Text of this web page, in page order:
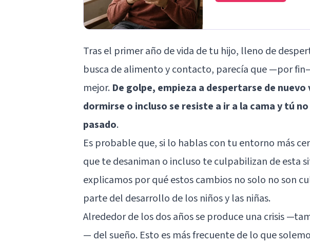
Tras el primer año de vida de tu hijo, lleno de
busca de alimento y contacto, parecía que —por
mejor. De golpe, empieza a despertarse de
dormirse o incluso se resiste a ir a la cama y tú
pasado.
Es probable que, si lo hablas con tu entorno más
que te desaniman o incluso te culpabilizan de esta
explicamos por qué estos cambios no solo no son
parte del desarrollo de los niños y las niñas.
Alrededor de los dos años se produce una crisis
— del sueño. Esto es más frecuente de lo que